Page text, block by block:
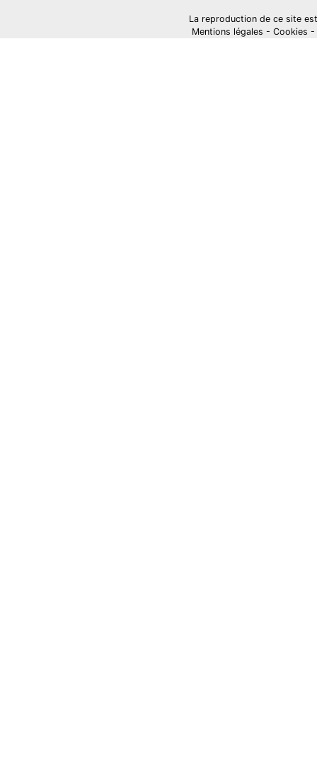
La reproduction de ce site
Mentions légales - Cookies -